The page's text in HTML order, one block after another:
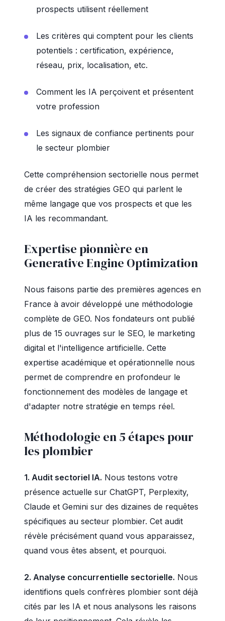
prospects utilisent réellement
Les critères qui comptent pour les clients
potentiels : certification, expérience,
réseau, prix, localisation, etc.
Comment les IA perçoivent et présentent
votre profession
Les signaux de confiance pertinents pour
le secteur plombier
Cette compréhension sectorielle nous permet
de créer des stratégies GEO qui parlent le
même langage que vos prospects et que les
IA les recommandant.
Expertise pionnière en
Generative Engine Optimization
Nous faisons partie des premières agences en
France à avoir développé une méthodologie
complète de GEO. Nos fondateurs ont publié
plus de 15 ouvrages sur le SEO, le marketing
digital et l'intelligence artificielle. Cette
expertise académique et opérationnelle nous
permet de comprendre en profondeur le
fonctionnement des modèles de langage et
d'adapter notre stratégie en temps réel.
Méthodologie en 5 étapes pour
les plombier
1. Audit sectoriel IA. Nous testons votre
présence actuelle sur ChatGPT, Perplexity,
Claude et Gemini sur des dizaines de requêtes
spécifiques au secteur plombier. Cet audit
révèle précisément quand vous apparaissez,
quand vous êtes absent, et pourquoi.
2. Analyse concurrentielle sectorielle. Nous
identifions quels confrères plombier sont déjà
cités par les IA et nous analysons les raisons